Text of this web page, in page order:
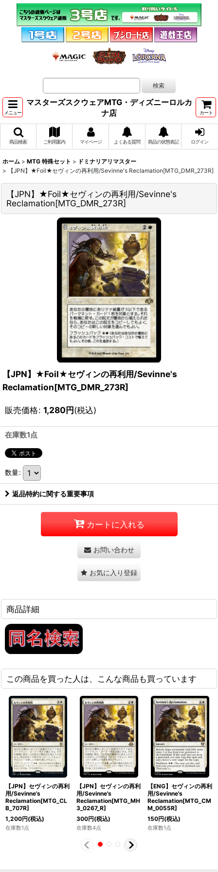
メニュー
マスターズスクウェアMTG・ディズニーロルカ
ナ店
カート
商品検索 ご利用案内 マイページ よくある質問 商品の状態表記 ログイン
ホーム > MTG 特殊セット > ドミナリアリマスター
>
【JPN】★Foil★セヴィンの再利用/Sevinne's Reclamation[MTG_DMR_273R]
【JPN】★Foil★セヴィンの再利用/Sevinne's
Reclamation[MTG_DMR_273R]
【JPN】★Foil★セヴィンの再利用/Sevinne's
Reclamation[MTG_DMR_273R]
販売価格: 1,280円(税込)
在庫数1点
数量:
返品特約に関する重要事項
カートに入れる
お問い合わせ
お気に入り登録
商品詳細
この商品を買った人は、こんな商品も買っています
【JPN】セヴィンの再利
用/Sevinne's
Reclamation[MTG_CL
B_707R]
1,200円(税込)
在庫数1点
【JPN】セヴィンの再利
用/Sevinne's
Reclamation[MTG_MH
3_0267_R]
300円(税込)
在庫数4点
【ENG】セヴィンの再利
用/Sevinne's
Reclamation[MTG_CM
M_0055R]
150円(税込)
在庫数1点